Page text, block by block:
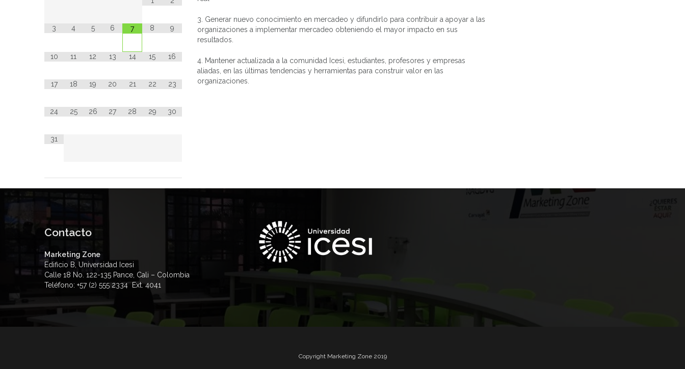
3 4 5 6 7 8 9
10 11 12 13 14 15 16
17 18 19 20 21 22 23
24 25 26 27 28 29 30
31
3. Generar nuevo conocimiento en mercadeo y difundirlo para contribuir a apoyar a las
organizaciones a implementar mercadeo obteniendo el mayor impacto en sus
resultados.
4. Mantener actualizada a la comunidad Icesi, estudiantes, profesores y empresas
aliadas, en las últimas tendencias y herramientas para construir valor en las
organizaciones.
Contacto
Marketing Zone
Edificio B, Universidad Icesi
Calle 18 No. 122-135 Pance, Cali – Colombia
Teléfono: +57 (2) 555 2334 Ext. 4041
Copyright Marketing Zone 2019